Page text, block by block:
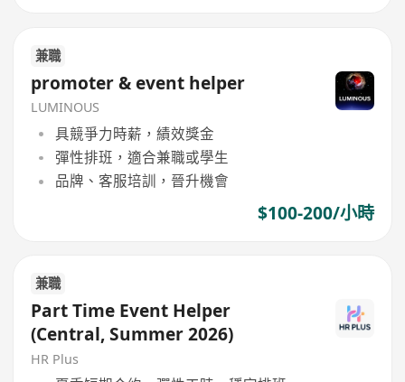
兼職
promoter & event helper
LUMINOUS
具競爭力時薪，績效獎金
彈性排班，適合兼職或學生
品牌、客服培訓，晉升機會
$100-200/小時
兼職
Part Time Event Helper
(Central, Summer 2026)
HR Plus